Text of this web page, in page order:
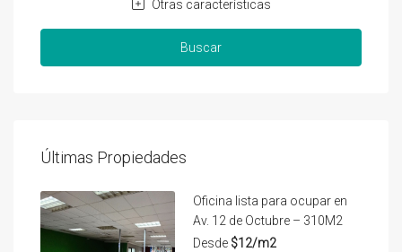
Otras características
Buscar
Últimas Propiedades
Oficina lista para ocupar en
Av. 12 de Octubre – 310M2
Desde $12/m2